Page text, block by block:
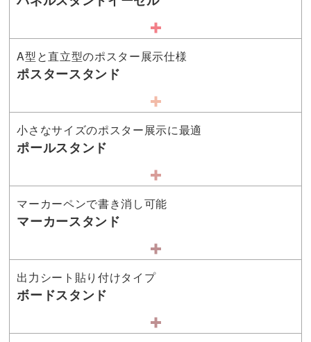
A型と直立型のポスター展示仕様
ポスタースタンド
小さなサイズのポスター展示に最適
ポールスタンド
マーカーペンで書き消し可能
マーカースタンド
出力シート貼り付けタイプ
ボードスタンド